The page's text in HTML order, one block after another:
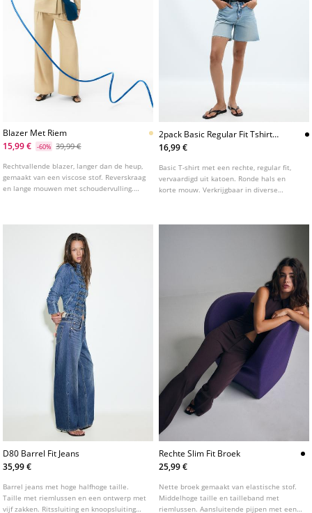
Blazer Met Riem
15,99 €
-60% 39,99 €
Rechtvallende blazer, langer dan de heup,
gemaakt van een viscose stof. Reverskraag
en lange mouwen met schoudervulling.
2pack Basic Regular Fit Tshirts
Met Korte Mouw
16,99 €
Basic T-shirt met een rechte, regular fit,
vervaardigd uit katoen. Ronde hals en
korte mouw. Verkrijgbaar in diverse
D80 Barrel Fit Jeans
35,99 €
Barrel jeans met hoge halfhoge taille.
Taille met riemlussen en een ontwerp met
vijf zakken. Ritssluiting en knoopsluiting
Rechte Slim Fit Broek
25,99 €
Nette broek gemaakt van elastische stof.
Middelhoge taille en tailleband met
riemlussen. Aansluitende pijpen met een